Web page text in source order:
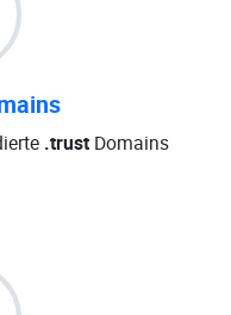
.trust Domains